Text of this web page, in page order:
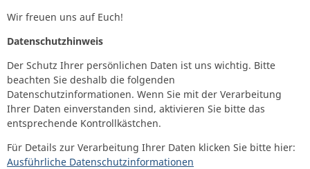
Wir freuen uns auf Euch!
Datenschutzhinweis
Der Schutz Ihrer persönlichen Daten ist uns wichtig. Bitte
beachten Sie deshalb die folgenden
Datenschutzinformationen. Wenn Sie mit der Verarbeitung
Ihrer Daten einverstanden sind, aktivieren Sie bitte das
entsprechende Kontrollkästchen.
Für Details zur Verarbeitung Ihrer Daten klicken Sie bitte hier:
Ausführliche Datenschutzinformationen